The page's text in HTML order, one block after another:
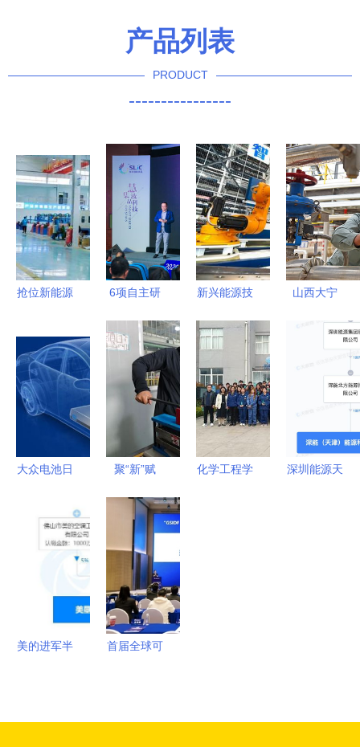
产品列表
PRODUCT
----------------
抢位新能源
电缆集团光
伏电缆市场
份额持续攀
升
6项自主研
发布 江苏
常熟引领新
兴能源技术
研发新浪潮
新兴能源技
“机器人”浪
潮下，我们
能约吗？
山西大宁
大众电池日
现，宁德时
代短期承压
聚“新”赋
展新质生产
力的“尖兵”
化学工程学
深圳能源天
美的进军半
首届全球可